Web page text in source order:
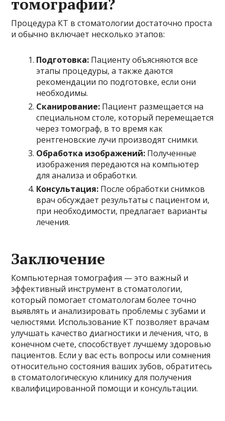
томографии?
Процедура КТ в стоматологии достаточно проста
и обычно включает несколько этапов:
Подготовка: Пациенту объясняются все
этапы процедуры, а также даются
рекомендации по подготовке, если они
необходимы.
Сканирование: Пациент размещается на
специальном столе, который перемещается
через томограф, в то время как
рентгеновские лучи производят снимки.
Обработка изображений: Полученные
изображения передаются на компьютер
для анализа и обработки.
Консультация: После обработки снимков
врач обсуждает результаты с пациентом и,
при необходимости, предлагает варианты
лечения.
Заключение
Компьютерная томография — это важный и
эффективный инструмент в стоматологии,
который помогает стоматологам более точно
выявлять и анализировать проблемы с зубами и
челюстями. Использование КТ позволяет врачам
улучшать качество диагностики и лечения, что, в
конечном счете, способствует лучшему здоровью
пациентов. Если у вас есть вопросы или сомнения
относительно состояния ваших зубов, обратитесь
в стоматологическую клинику для получения
квалифицированной помощи и консультации.